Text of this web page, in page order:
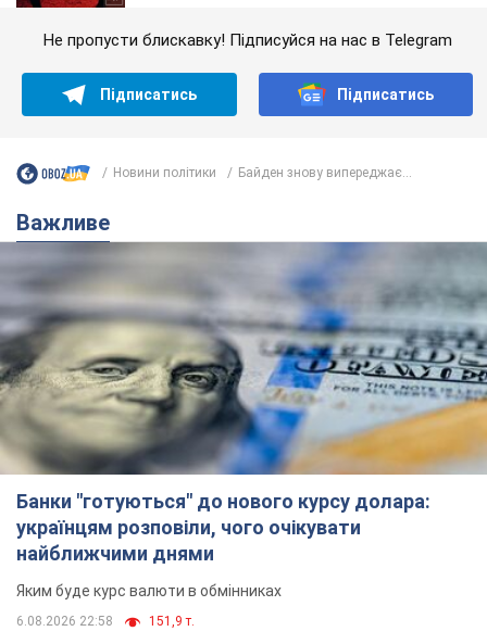
Не пропусти блискавку! Підписуйся на нас в Telegram
Підписатись Підписатись
Новини політики Байден знову випереджає...
Важливе
Банки "готуються" до нового курсу долара:
українцям розповіли, чого очікувати
найближчими днями
Яким буде курс валюти в обмінниках
6.08.2026 22:58 151,9 т.